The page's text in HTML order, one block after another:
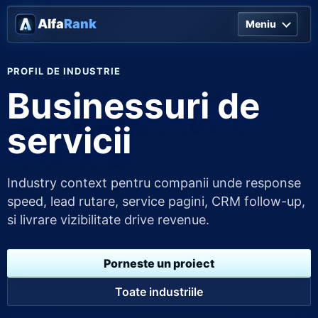
AlfaRank Meniu
PROFIL DE INDUSTRIE
Businessuri de
servicii
Industry context pentru companii unde response
speed, lead rutare, service pagini, CRM follow-up,
si livrare vizibilitate drive revenue.
Porneste un proiect
Toate industriile